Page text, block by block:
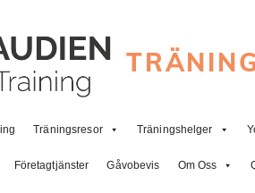
Träningsresor Träningshelger
Företagtjänster Gåvobevis Om Oss